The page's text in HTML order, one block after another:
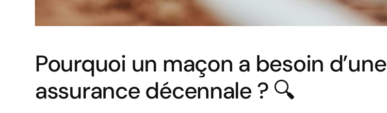
Pourquoi un maçon a besoin d’une
assurance décennale ? 🔍